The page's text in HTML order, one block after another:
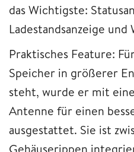
das Wichtigste:
Ladestandsanzeige
Praktisches Feature:
Speicher in größerer
steht, wurde er mit
Antenne für einen
ausgestattet. Sie ist